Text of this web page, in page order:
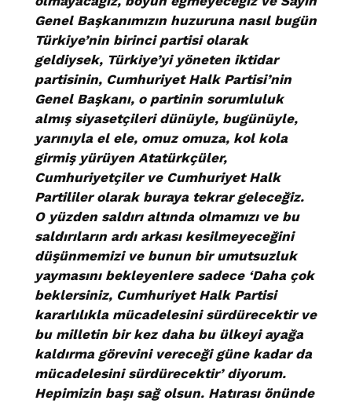
Genel Başkanımızın huzuruna nasıl bugün
Türkiye’nin birinci partisi olarak
geldiysek, Türkiye’yi yöneten iktidar
partisinin, Cumhuriyet Halk Partisi’nin
Genel Başkanı, o partinin sorumluluk
almış siyasetçileri dünüyle, bugünüyle,
yarınıyla el ele, omuz omuza, kol kola
girmiş yürüyen Atatürkçüler,
Cumhuriyetçiler ve Cumhuriyet Halk
Partililer olarak buraya tekrar geleceğiz.
O yüzden saldırı altında olmamızı ve bu
saldırıların ardı arkası kesilmeyeceğini
düşünmemizi ve bunun bir umutsuzluk
yaymasını bekleyenlere sadece ‘Daha çok
beklersiniz, Cumhuriyet Halk Partisi
kararlılıkla mücadelesini sürdürecektir ve
bu milletin bir kez daha bu ülkeyi ayağa
kaldırma görevini vereceği güne kadar da
mücadelesini sürdürecektir’ diyorum.
Hepimizin başı sağ olsun. Hatırası önünde